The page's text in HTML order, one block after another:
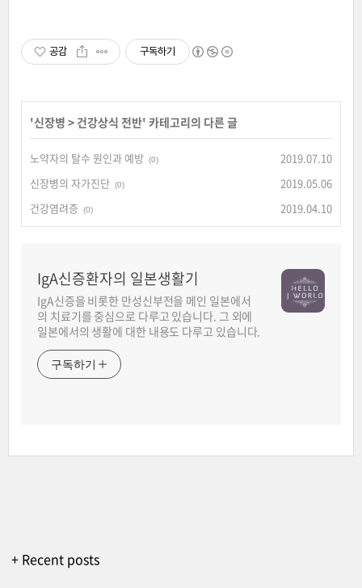
공감 구독하기
'신장병 > 건강상식 전반' 카테고리의 다른 글
노약자의 탈수 원인과 예방 (0)
2019.07.10
신장병의 자가진단 (0)
2019.05.06
건강염려증
(0) 2019.04.10
IgA신증환자의 일본생활기
IgA신증을 비롯한 만성신부전을 메인 일본에서
의 치료기를 중심으로 다루고 있습니다. 그 외에
일본에서의 생활에 대한 내용도 다루고 있습니다.
구독하기
+ Recent posts